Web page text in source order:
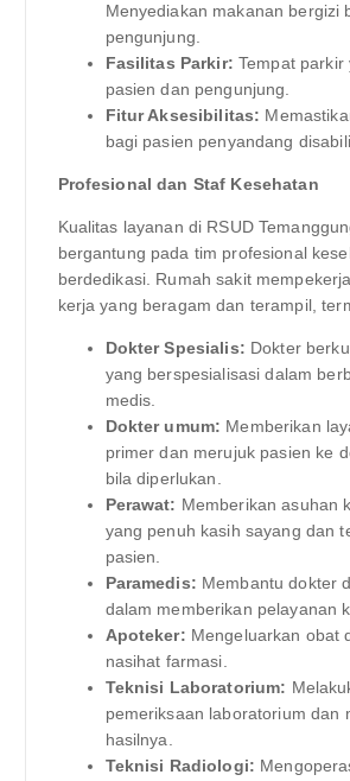
Menyediakan makanan bergizi
pengunjung.
Fasilitas Parkir: Tempat parkir
pasien dan pengunjung.
Fitur Aksesibilitas:
bagi pasien penyandang
Profesional dan Staf Kesehatan
Kualitas layanan di RSUD
bergantung pada tim profesional
berdedikasi. Rumah sakit
kerja yang beragam dan terampil,
Dokter Spesialis: Dokter
yang berspesialisasi dalam
medis.
Dokter umum: Memberikan
primer dan merujuk pasien ke
bila diperlukan.
Perawat: Memberikan asuhan
yang penuh kasih sayang dan
pasien.
Paramedis: Membantu dokter
dalam memberikan pelayanan
Apoteker: Mengeluarkan obat
nasihat farmasi.
Teknisi Laboratorium:
pemeriksaan laboratorium dan
hasilnya.
Teknisi Radiologi: